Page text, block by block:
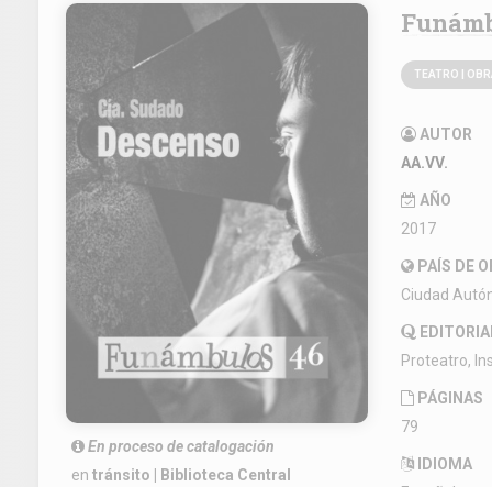
En proceso de catalogación
en tránsito | Biblioteca Central
TEATRO |
AUTOR
AA.VV.
AÑO
2017
PAÍS DE
Ciudad
Proteatro,
PÁGINAS
79
IDIOMA